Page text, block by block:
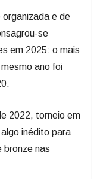
e de
se
em 2025: o mais
ano foi
2022, torneio em
inédito para
bronze nas